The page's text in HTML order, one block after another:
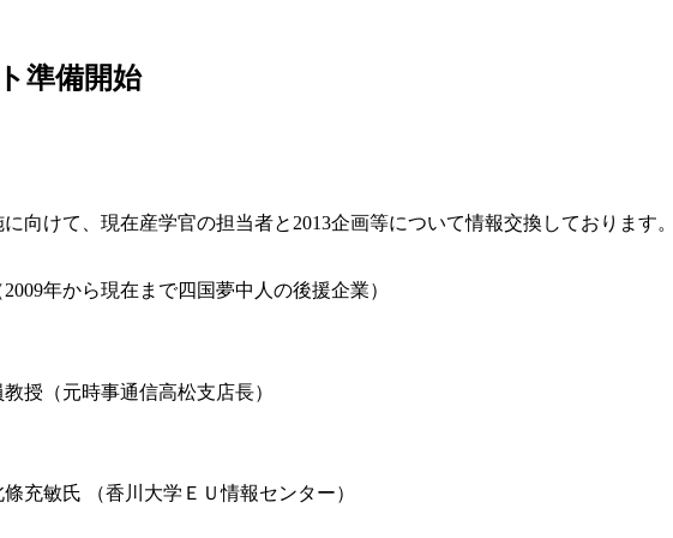
準備開始
向けて、現在産学官の担当者と2013企画等について情報交換しております
年から現在まで四国夢中人の後援企業）
授（元時事通信高松支店長）
充敏氏 （香川大学ＥＵ情報センター）